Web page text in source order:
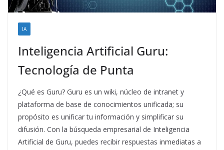
IA
Inteligencia Artificial Guru:
Tecnología de Punta
¿Qué es Guru? Guru es un wiki, núcleo de intranet y
plataforma de base de conocimientos unificada; su
propósito es unificar tu información y simplificar su
difusión. Con la búsqueda empresarial de Inteligencia
Artificial de Guru, puedes recibir respuestas inmediatas a